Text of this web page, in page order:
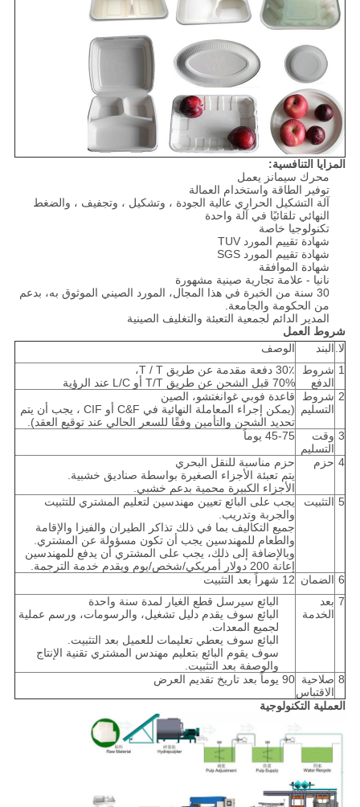
المزايا التنافسية:
محرك سيمانز يعمل
توفير الطاقة واستخدام العمالة
آلة التشكيل الحراري عالية الجودة ، وتشكيل ، وتجفيف ، والضغط
النهائي تلقائيًا في آلة واحدة
تكنولوجيا خاصة
شهادة تقييم المورد TUV
شهادة تقييم المورد SGS
شهادة الموافقة
نانيا - علامة تجارية صينية مشهورة
30 سنة من الخبرة في هذا المجال، المورد الصيني الموثوق به، بدعم
من الحكومة والجامعة.
المدير الدائم لجمعية التعبئة والتغليف الصينية
شروط العمل
لا.البند
الوصف
1 شروط
الدفع
30٪ دفعة مقدمة عن طريق T / T،
70% قبل الشحن عن طريق T/T أو L/C عند الرؤية
2 شروط
التسليم
قاعدة فوبي غوانغتشو، الصين
(يمكن إجراء المعاملة النهائية في C&F أو CIF ، يجب أن يتم
تحديد الشحن والتأمين وفقًا للسعر الحالي عند توقيع العقد).
3 وقت
التسليم
45-75 يوماً
4 حزم
حزم مناسبة للنقل البحري
يتم تعبئة الأجزاء الصغيرة بواسطة صناديق خشبية.
الأجزاء الكبيرة محمية بدعم خشبي.
5 التثبيت
يجب على البائع تعيين مهندسين لتعليم المشتري للتثبيت
والجربة وتدريب.
جميع التكاليف بما في ذلك تذاكر الطيران والفيزا والإقامة
والطعام للمهندسين يجب أن تكون مسؤولة عن المشتري.
وبالإضافة إلى ذلك، يجب على المشتري أن يدفع للمهندسين
إعانة 200 دولار أمريكي/شخص/يوم ويقدم خدمة الترجمة.
6 الضمان 12 شهراً بعد التثبيت
7 بعد
الخدمة
البائع سيرسل قطع الغيار لمدة سنة واحدة
البائع سوف يقدم دليل تشغيل، والرسومات، ورسم عملية
لجميع المعدات.
البائع سوف يعطي تعليمات للعميل بعد التثبيت.
سوف يقوم البائع بتعليم مهندس المشتري تقنية الإنتاج
والوصفة بعد التثبيت.
8 صلاحية
الاقتباس
90 يوماً بعد تاريخ تقديم العرض
العملية التكنولوجية